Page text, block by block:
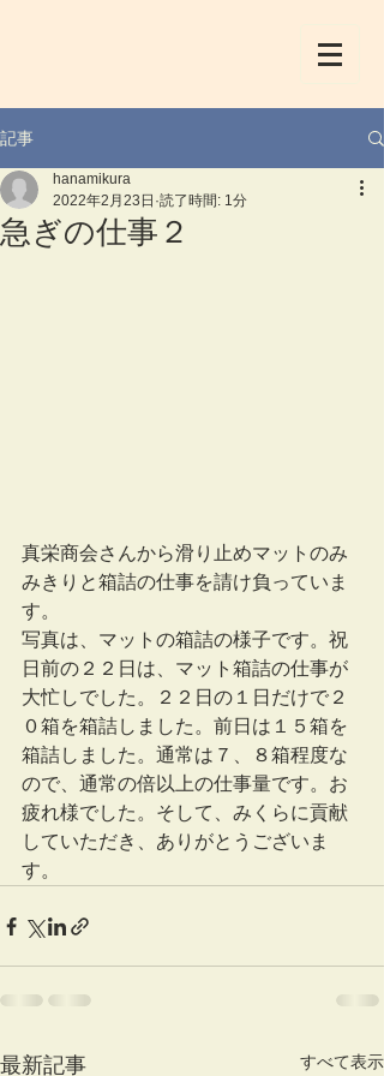
記事
急ぎの仕事２
hanamikura
2022年2月23日 読了時間: 1分
真栄商会さんから滑り止めマットのみ
みきりと箱詰の仕事を請け負っていま
す。
写真は、マットの箱詰の様子です。祝
日前の２２日は、マット箱詰の仕事が
大忙しでした。２２日の１日だけで２
０箱を箱詰しました。前日は１５箱を
箱詰しました。通常は７、８箱程度な
ので、通常の倍以上の仕事量です。お
疲れ様でした。そして、みくらに貢献
していただき、ありがとうございま
す。
最新記事 すべて表示